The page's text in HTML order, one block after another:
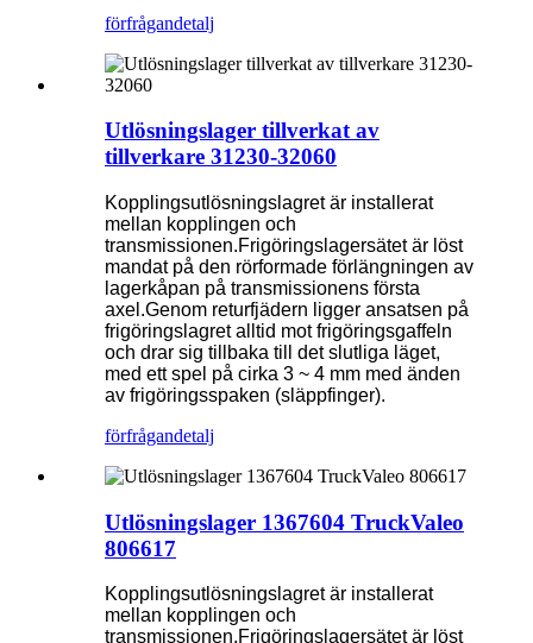
förfrågandetalj
Utlösningslager tillverkat av
tillverkare 31230-32060
Kopplingsutlösningslagret är installerat
mellan kopplingen och
transmissionen.Frigöringslagersätet är löst
mandat på den rörformade förlängningen av
lagerkåpan på transmissionens första
axel.Genom returfjädern ligger ansatsen på
frigöringslagret alltid mot frigöringsgaffeln
och drar sig tillbaka till det slutliga läget,
med ett spel på cirka 3 ~ 4 mm med änden
av frigöringsspaken (släppfinger).
förfrågandetalj
Utlösningslager 1367604 TruckValeo
806617
Kopplingsutlösningslagret är installerat
mellan kopplingen och
transmissionen.Frigöringslagersätet är löst